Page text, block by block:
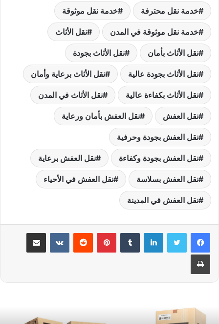
خدمة نقل محترفة خدمة نقل موثوقة
خدمة نقل موثوقة في المدن نقل الأثاث
نقل الأثاث بأمان نقل الأثاث بجودة
نقل الأثاث بجودة عالية نقل الأثاث برعاية وأمان
نقل الأثاث بكفاءة عالية نقل الأثاث في المدن
نقل العفش نقل العفش بأمان ورعاية
نقل العفش بجودة وحرفية
نقل العفش بجودة وكفاءة نقل العفش برعاية
نقل العفش بسلاسة نقل العفش في الأحياء
نقل العفش في المدينة
لينكدإن بينتيريست مشاركة عبر البريد
طباعة